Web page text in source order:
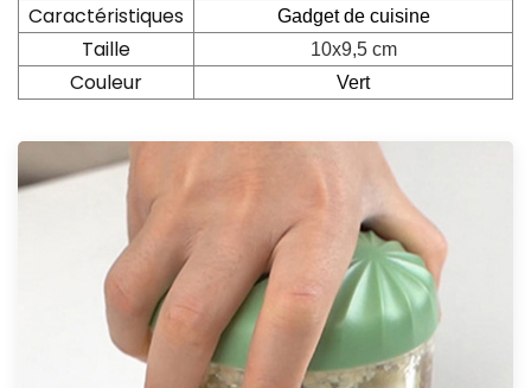
Caractéristiques Gadget de cuisine
Taille 10x9,5 cm
Couleur Vert